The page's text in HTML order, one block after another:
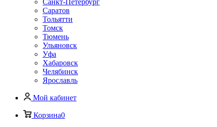
Санкт-Петербург
Саратов
Тольятти
Томск
Тюмень
Ульяновск
Уфа
Хабаровск
Челябинск
Ярославль
Мой кабинет
Корзина0